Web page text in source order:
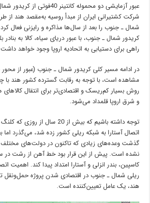
عبور آزمایشی دو محموله کانتینر
شرکت کشتیرانی ایران از مبدأ روسیه به‌مقصد هند از
شمال ـ جنوب را بعد از سال‌ها مذاکره و رایزنی فعال
کریدور شمال ـ جنوب، با عبور دریای سیاه، کالا به
راهی برای دستیابی به اتحادیه اروپا وجود خواهد
در ادامه مسیر کلی کریدور شمال ـ جنوب (عبور از محور
مشاهده است، با توجه به رقابت گسترده کشور هند با
روش بسیار کم‌ریسک و اقتصادی‌تر برای انتقال
و شرق اروپا قلمداد می‌شود.
توجه داشته باشیم که بیش از 20
اتصال آستارا به شبکه ریلی کشور زده شد، می‌گذرد اما
گذشت وعده‌های زیادی که تاکنون در دولت‌های
نشده است. پیش از این قرار بود خط آهن از رشت در
کاسپین، بندر انزلی و آستارا امتداد پیدا کند. اهمیت
ریلی شمال ـ جنوب در اقتصادی شدن پروژه حمل‌ونقل
هند، یک عامل تعیین‌کننده است.